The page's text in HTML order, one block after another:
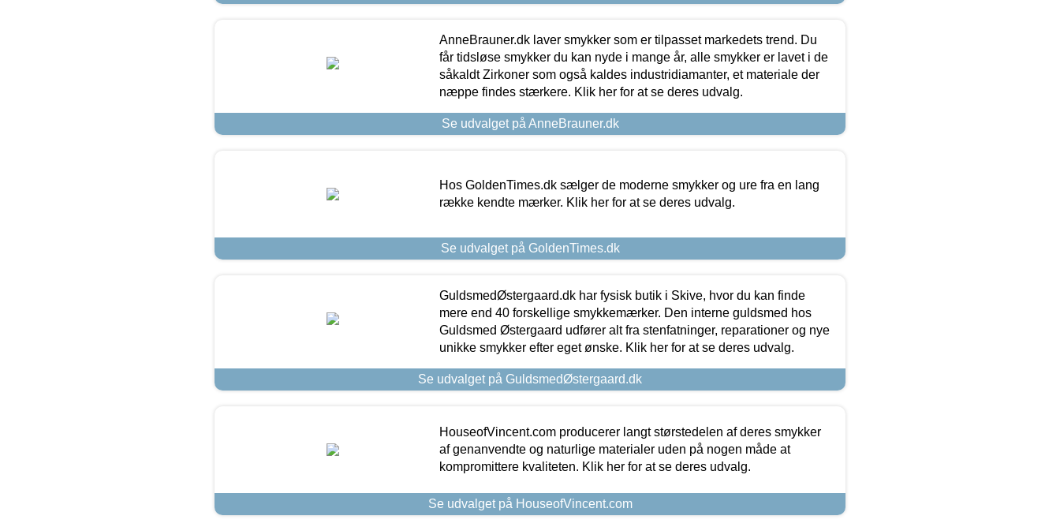
AnneBrauner.dk laver smykker som er tilpasset markedets trend. Du
får tidsløse smykker du kan nyde i mange år, alle smykker er lavet i de
såkaldt Zirkoner som også kaldes industridiamanter, et materiale der
næppe findes stærkere. Klik her for at se deres udvalg.
Se udvalget på AnneBrauner.dk
Hos GoldenTimes.dk sælger de moderne smykker og ure fra en lang
række kendte mærker. Klik her for at se deres udvalg.
Se udvalget på GoldenTimes.dk
GuldsmedØstergaard.dk har fysisk butik i Skive, hvor du kan finde
mere end 40 forskellige smykkemærker. Den interne guldsmed hos
Guldsmed Østergaard udfører alt fra stenfatninger, reparationer og nye
unikke smykker efter eget ønske. Klik her for at se deres udvalg.
Se udvalget på GuldsmedØstergaard.dk
HouseofVincent.com producerer langt størstedelen af deres smykker
af genanvendte og naturlige materialer uden på nogen måde at
kompromittere kvaliteten. Klik her for at se deres udvalg.
Se udvalget på HouseofVincent.com